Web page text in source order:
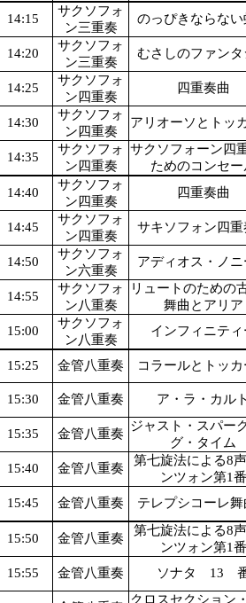
14:15
サクソフォ
ン三重奏
のっぴきならない
14:20
サクソフォ
ン三重奏
むさしのファンタ
14:25
サクソフォ
ン四重奏
四重奏曲
14:30
サクソフォ
ン四重奏
アリオーソとトッ
14:35
サクソフォ
ン四重奏
サクソフォーン四
ためのコンセー
14:40
サクソフォ
ン四重奏
四重奏曲
14:45
サクソフォ
ン四重奏
サキソフォン四重
14:50
サクソフォ
ン六重奏
アディオス・ノニ
14:55
サクソフォ
ン八重奏
リュートのための
舞曲とアリア
15:00
サクソフォ
ン八重奏
インフィニティ
15:25 金管八重奏 コラールとトッカ
15:30 金管八重奏 ア・ラ・カル
15:35 金管八重奏
ジャスト・スパー
グ・タイム
15:40 金管八重奏
第七旋法による8
ンツォン第1番
15:45 金管八重奏 テレプシコーレ舞
15:50 金管八重奏
第七旋法による8
ンツォン第1番
15:55 金管八重奏 ソナタ 13
クロスセクション